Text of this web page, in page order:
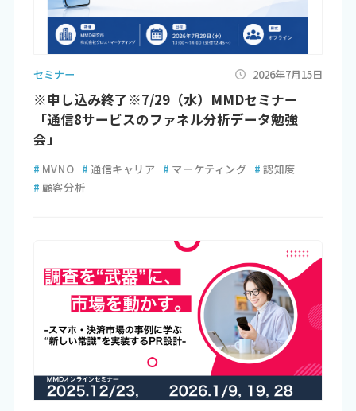
セミナー 2026年7月15日
※申し込み終了※7/29（水）MMDセミナー
「通信8サービスのファネル分析データ勉強
会」
# MVNO # 通信キャリア # マーケティング # 認知度
# 顧客分析